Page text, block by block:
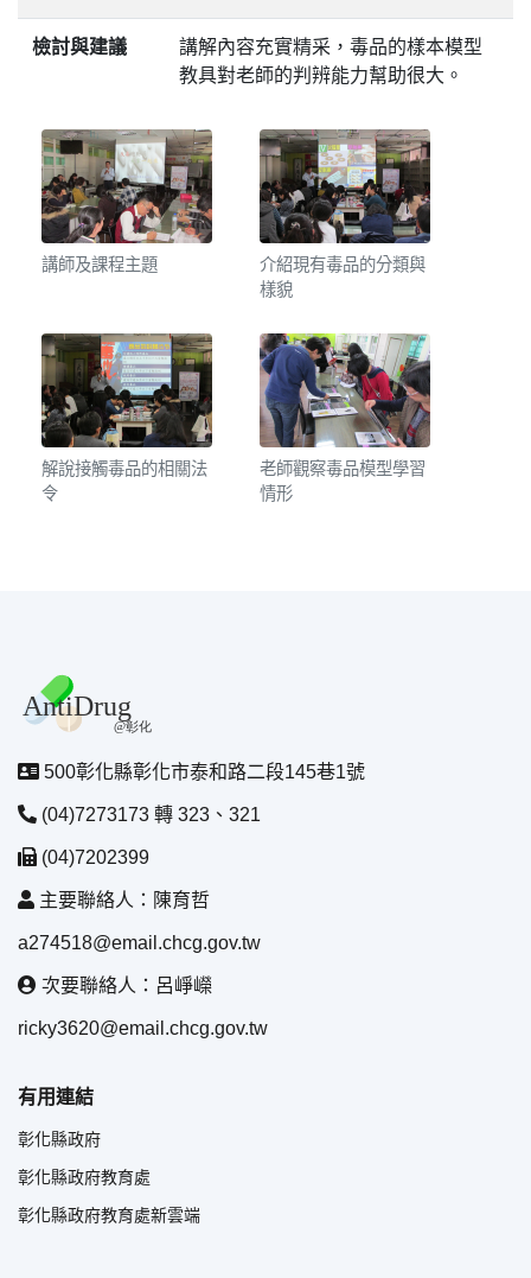
檢討與建議
講解內容充實精采，毒品的樣本模型
教具對老師的判辨能力幫助很大。
講師及課程主題
介紹現有毒品的分類與
樣貌
解說接觸毒品的相關法
令
老師觀察毒品模型學習
情形
500彰化縣彰化市泰和路二段145巷1號
(04)7273173 轉 323、321
(04)7202399
主要聯絡人：陳育哲
a274518@email.chcg.gov.tw
次要聯絡人：呂崢嶸
ricky3620@email.chcg.gov.tw
有用連結
彰化縣政府
彰化縣政府教育處
彰化縣政府教育處新雲端